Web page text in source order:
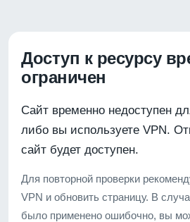
Доступ к ресурсу
ограничен
Сайт временно недоступен
либо вы используете VPN.
сайт будет доступен.
Для повторной проверки
VPN и обновить страницу. В
было применено ошибочно, вы